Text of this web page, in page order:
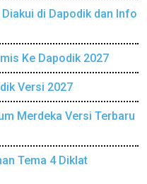
di Dapodik dan Info
Ke Dapodik 2027
Versi 2027
Merdeka Versi Terbaru
Tema 4 Diklat